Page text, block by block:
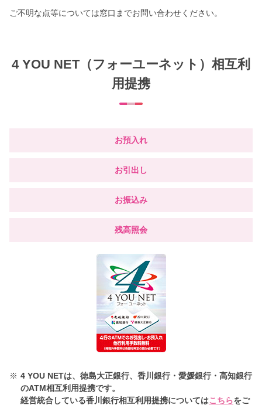
ご不明な点等については窓口までお問い合わせください。
4 YOU NET（フォーユーネット）相互利
用提携
お預入れ
お引出し
お振込み
残高照会
※ 4 YOU NETは、徳島大正銀行、香川銀行・愛媛銀行・高知銀行
のATM相互利用提携です。
経営統合している香川銀行相互利用提携についてはこちらをご